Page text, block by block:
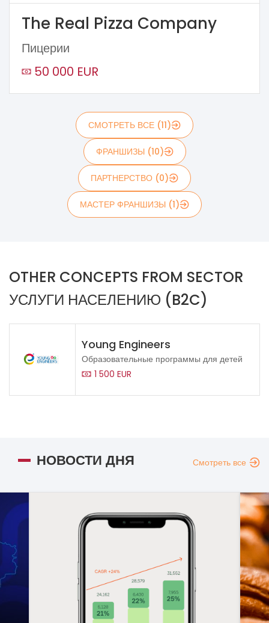
The Real Pizza Company
Пицерии
50 000 EUR
СМОТРЕТЬ ВСЕ (11)
ФРАНШИЗЫ (10)
ПАРТНЕРСТВО (0)
МАСТЕР ФРАНШИЗЫ (1)
OTHER CONCEPTS FROM SECTOR
УСЛУГИ НАСЕЛЕНИЮ (B2C)
Young Engineers
Образовательные программы для детей
1 500 EUR
НОВОСТИ ДНЯ Смотреть все